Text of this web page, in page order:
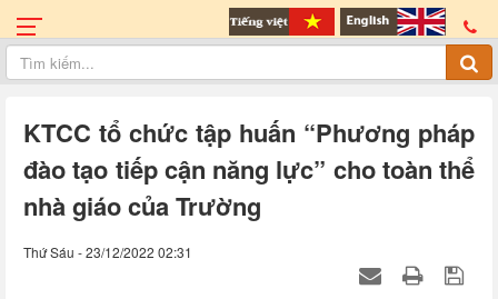
KTCC tổ chức tập huấn “Phương pháp
đào tạo tiếp cận năng lực” cho toàn thể
nhà giáo của Trường
Thứ Sáu - 23/12/2022 02:31